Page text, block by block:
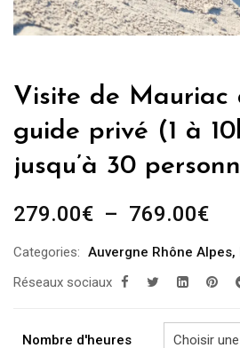
Visite de Mauriac
guide privé (1 à
jusqu’à 30
279.00€ – 769.00€
Categories: Auvergne Rhône Alpes,
Réseaux sociaux
Nombre d'heures